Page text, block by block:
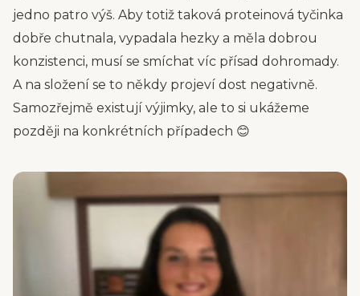
jedno patro výš. Aby totiž taková proteinová tyčinka
dobře chutnala, vypadala hezky a měla dobrou
konzistenci, musí se smíchat víc přísad dohromady.
A na složení se to někdy projeví dost negativně.
Samozřejmě existují výjimky, ale to si ukážeme
později na konkrétních případech 😊